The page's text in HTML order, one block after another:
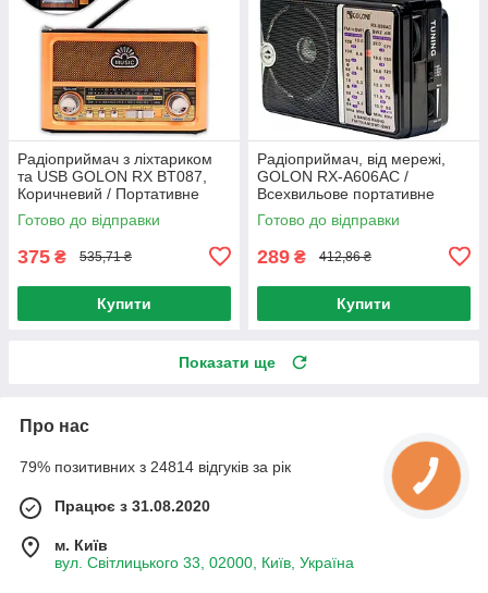
Радіоприймач з ліхтариком
та USB GOLON RX BT087,
Коричневий / Портативне
радіо Bluetooth / ФМ радіо
Готово до відправки
375 ₴ 535,71 ₴
Купити
Радіоприймач, від мережі,
GOLON RX-A606AC /
Всехвильове портативне
радіо / FM радіоприймач
Готово до відправки
289 ₴ 412,86 ₴
Купити
Показати ще
Про нас
79% позитивних з 24814 відгуків за рік
Працює з 31.08.2020
м. Київ
вул. Світлицького 33, 02000, Київ, Україна